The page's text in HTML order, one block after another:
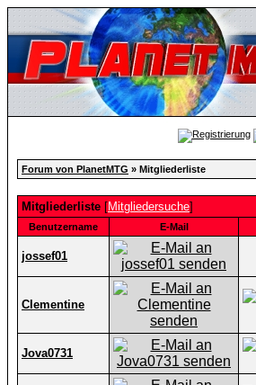
Forum von PlanetMTG » Mitgliederliste
Mitgliederliste [Mitgliedersuche]
Benutzername E-Mail
jossef01
Clementine
Jova0731